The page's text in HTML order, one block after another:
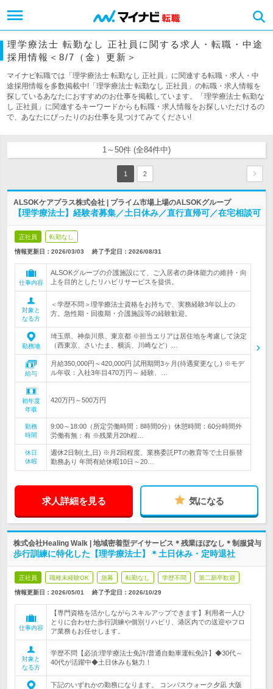
理学療法士 転勤なし 正社員に関する求人・転職・中途
採用情報＜8/7（金）更新＞
マイナビ転職では「理学療法士 転勤なし 正社員」に関連する転職・求人・中
途採用情報を多数掲載中!「理学療法士 転勤なし 正社員」の転職・求人情報を
探しているあなたにおすすめのお仕事を掲載しています。「理学療法士 転勤な
し 正社員」に関連するキーワードからも転職・求人情報をお探しいただけるの
で、あなたにぴったりのお仕事を見つけてみてください!
1～50件 (全84件中)
1 2
ALSOKケアプラス株式会社 | プライム市場上場のALSOKグループ
【理学療法士】経験者募集／土日休み／直行直帰可／在宅相談可
正社員 転勤なし
情報更新日：2026/03/03 終了予定日： 2026/08/31
仕事内容
ALSOKグループの介護施設にて、ご入居者の身体能力の維持・向
上を目的としたリハビリサービスを提供。
対象と
なる方
＜学歴不問＞理学療法士資格をお持ちで、実務経験3年以上の
方。急性期・回復期・介護施設等の経験歓迎。
勤務地
埼玉県、神奈川県、東京都 ※担当エリアは居住地を考慮して決定
（西東京、さいたま、横浜、川崎など）…
給与
月給350,000円～420,000円 試用期間3ヶ月(待遇変更なし) ※モデ
ル年収：入社3年目470万円～ 経験、…
初年度
年収
420万円～500万円
勤務
時間
9:00～18:00（所定労働時間：8時間0分）休憩時間：60分時間外
労働有無：有 ※残業月20h程…
休日
休暇
週休2日制(土,日) ※月2回程度、業務委託PTの教育等で土日振替
勤務あり 年間有給休暇10日～20…
求人詳細を見る 気になる
株式会社Healing Walk | 地域密着型デイサービス＊残業ほぼなし＊制服貸与
歩行訓練に特化した【理学療法士】＊土日休み・定時退社
正社員 職種未経験OK 急募 転勤なし 学歴不問 第二新卒歓迎
情報更新日：2026/05/01 終了予定日： 2026/10/29
仕事内容
【専門資格を活かしながらスキルアップできます】利用者一人ひ
とりに合わせた歩行訓練や個別リハビリ、港区内での送迎やフロ
ア業務もお任せします。
対象と
なる方
学歴不問【必須:理学療法士免許/普通自動車運転免許】◆30代～
40代が活躍中◆土日休みも魅力！
下記のいずれかの勤務になります。 コンパスウォーク夕凪 大阪